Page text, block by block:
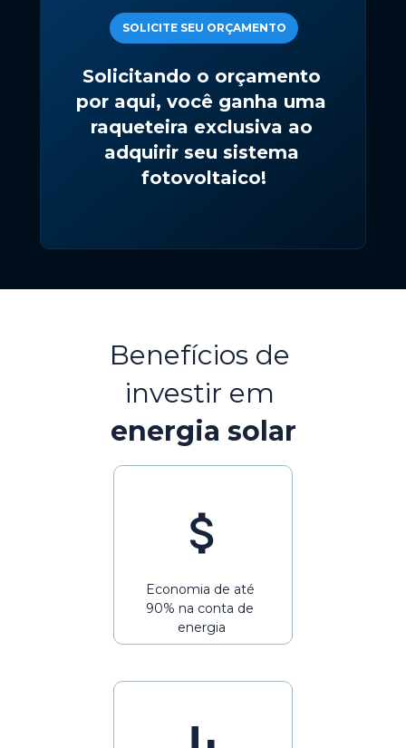
SOLICITE SEU ORÇAMENTO
Solicitando o orçamento
por aqui, você ganha uma
raqueteira exclusiva ao
adquirir seu sistema
fotovoltaico!
Benefícios de
energia solar
Economia de até
90% na conta de
energia